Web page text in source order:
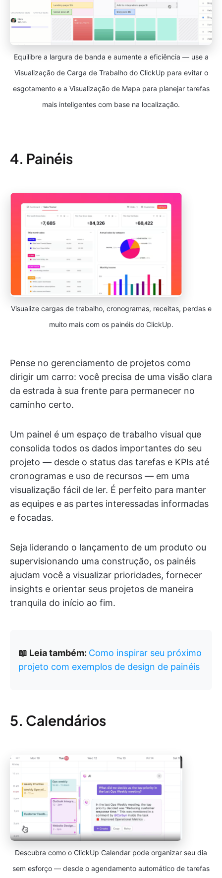
Equilibre a largura de banda e aumente a eficiência — use a
Visualização de Carga de Trabalho do ClickUp para evitar o
esgotamento e a Visualização de Mapa para planejar tarefas
mais inteligentes com base na localização.
4. Painéis
Visualize cargas de trabalho, cronogramas, receitas, perdas e
muito mais com os painéis do ClickUp.
Pense no gerenciamento de projetos como
dirigir um carro: você precisa de uma visão clara
da estrada à sua frente para permanecer no
caminho certo.
Um painel é um espaço de trabalho visual que
consolida todos os dados importantes do seu
projeto — desde o status das tarefas e KPIs até
cronogramas e uso de recursos — em uma
visualização fácil de ler. É perfeito para manter
as equipes e as partes interessadas informadas
e focadas.
Seja liderando o lançamento de um produto ou
supervisionando uma construção, os painéis
ajudam você a visualizar prioridades, fornecer
insights e orientar seus projetos de maneira
tranquila do início ao fim.
📖 Leia também: Como inspirar seu próximo
projeto com exemplos de design de painéis
5. Calendários
Descubra como o ClickUp Calendar pode organizar seu dia
sem esforço — desde o agendamento automático de tarefas